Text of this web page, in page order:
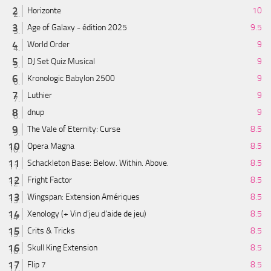
Horizonte
10
Age of Galaxy - édition 2025
9.5
World Order
9
DJ Set Quiz Musical
9
Kronologic Babylon 2500
9
Luthier
9
dnup
9
The Vale of Eternity: Curse
8.5
Opera Magna
8.5
Schackleton Base: Below. Within. Above.
8.5
Fright Factor
8.5
Wingspan: Extension Amériques
8.5
Xenology (+ Vin d'jeu d'aide de jeu)
8.5
Crits & Tricks
8.5
Skull King Extension
8.5
Flip 7
8.5